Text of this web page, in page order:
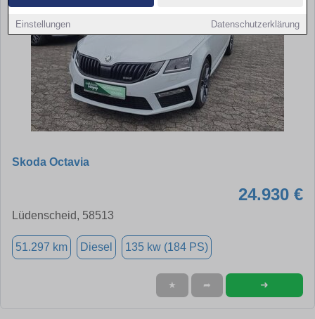
Einstellungen Datenschutzerklärung
Skoda Octavia
24.930 €
Lüdenscheid, 58513
51.297 km Diesel 135 kw (184 PS)
★ ➦ ➜